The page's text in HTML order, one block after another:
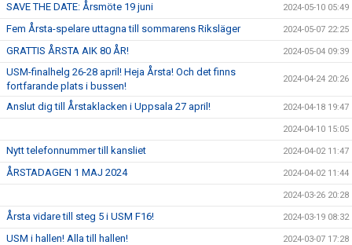
SAVE THE DATE: Årsmöte 19 juni 2024-05-10 05:49
Fem Årsta-spelare uttagna till sommarens Riksläger 2024-05-07 22:25
GRATTIS ÅRSTA AIK 80 ÅR! 2024-05-04 09:39
USM-finalhelg 26-28 april! Heja Årsta! Och det finns
fortfarande plats i bussen!
2024-04-24 20:26
Anslut dig till Årstaklacken i Uppsala 27 april! 2024-04-18 19:47
2024-04-10 15:05
Nytt telefonnummer till kansliet 2024-04-02 11:47
ÅRSTADAGEN 1 MAJ 2024 2024-04-02 11:44
2024-03-26 20:28
Årsta vidare till steg 5 i USM F16! 2024-03-19 08:32
USM i hallen! Alla till hallen! 2024-03-07 17:28